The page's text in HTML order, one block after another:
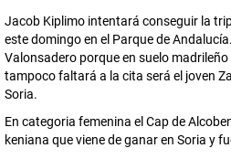
Jacob Kiplimo intentará conseguir la
este domingo en el Parque de
Valonsadero porque en suelo
tampoco faltará a la cita será el joven
Soria.
En categoria femenina el Cap de
keniana que viene de ganar en Soria y